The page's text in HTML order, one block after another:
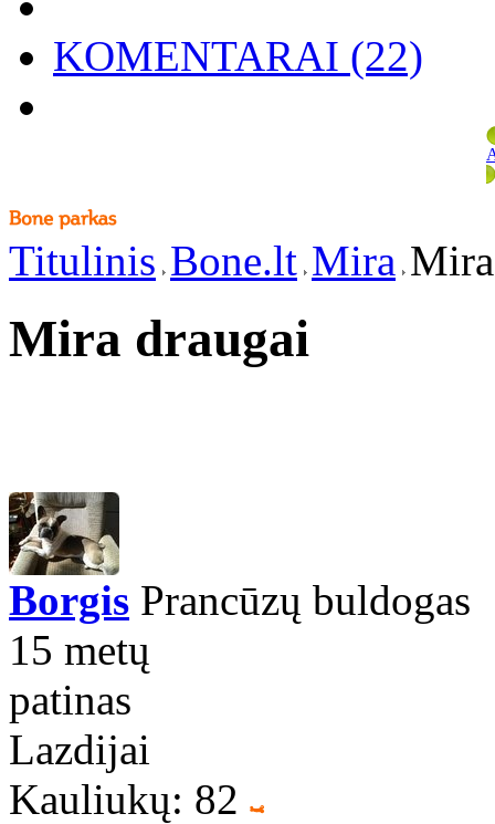
KOMENTARAI (22)
Titulinis Bone.lt Mira
Mira draugai
Borgis Prancūzų buldogas
15 metų
patinas
Lazdijai
Kauliukų: 82